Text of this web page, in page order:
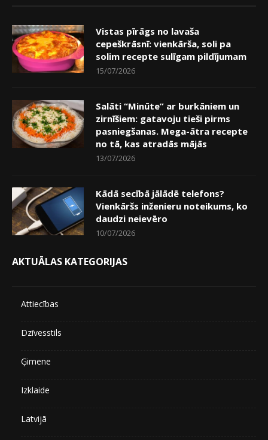
Vistas pīrāgs no lavaša
cepeškrāsnī: vienkārša, soli pa
solim recepte sulīgam pildījumam
15/07/2026
Salāti “Minūte” ar burkāniem un
zirnīšiem: gatavoju tieši pirms
pasniegšanas. Mega-ātra recepte
no tā, kas atradās mājās
13/07/2026
Kādā secībā jālādē telefons?
Vienkāršs inženieru noteikums, ko
daudzi neievēro
10/07/2026
AKTUĀLAS KATEGORIJAS
Attiecības
Dzīvesstils
Ģimene
Izklaide
Latvijā